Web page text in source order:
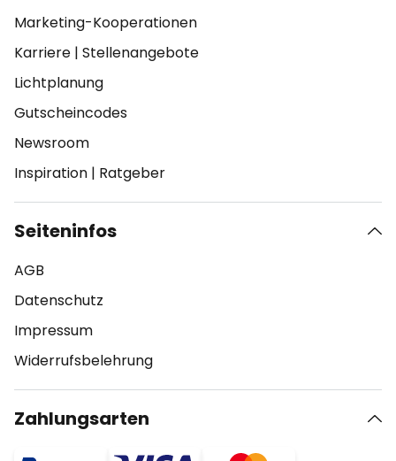
Marketing-Kooperationen
Karriere | Stellenangebote
Lichtplanung
Gutscheincodes
Newsroom
Inspiration | Ratgeber
Seiteninfos
AGB
Datenschutz
Impressum
Widerrufsbelehrung
Zahlungsarten